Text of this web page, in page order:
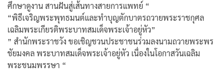
ศึกษาดูงาน สานฝันสู่เส้นทางสายการแพทย์ “
“พิธีเจริญพระพุทธมนต์และทำบุญตักบาตรถวายพระราชกุศล
เฉลิมพระเกียรติพระบาทสมเด็จพระเจ้าอยู่หัว”
” สำนักพระราชวัง ขอเชิญชวนประชาชนร่วมลงนามถวายพระพร
ชัยมงคล พระบาทสมเด็จพระเจ้าอยู่หัว เนื่องในโอกาสวันเฉลิม
พระชนมพรรษา “